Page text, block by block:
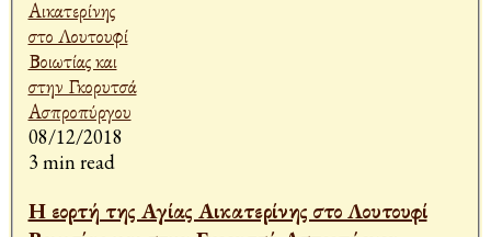
08/12/2018
3 min read
Η εορτή της Αγίας Αικατερίνης στο Λουτουφί